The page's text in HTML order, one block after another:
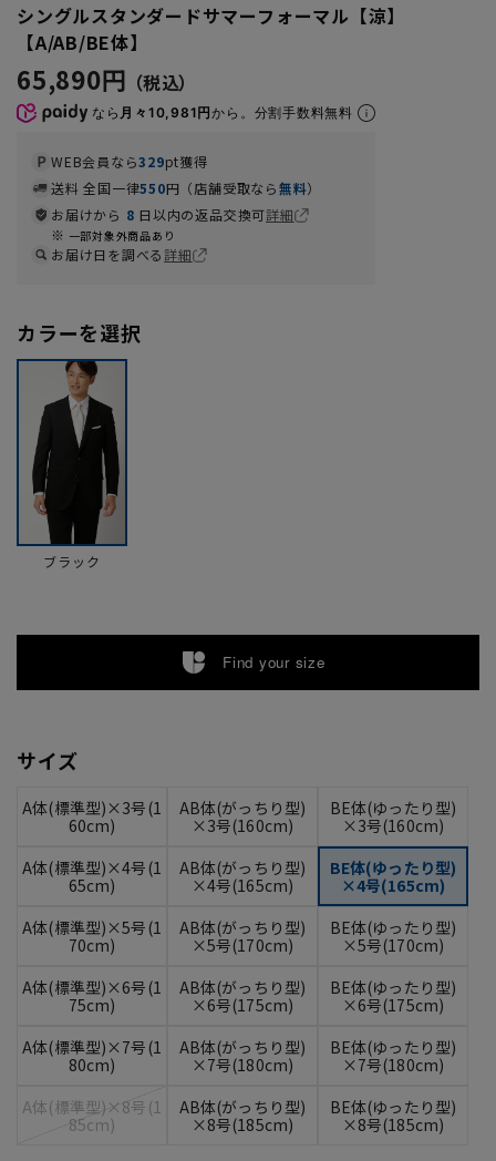
シングルスタンダードサマーフォーマル【涼】
【A/AB/BE体】
65,890円
なら 月々10,981円から。分割手数料無料
WEB会員なら329pt獲得
送料 全国一律550円（店舗受取なら無料）
お届けから 8 日以内の返品交換可詳細
一部対象外商品あり
お届け日を調べる詳細
カラーを選択
ブラック
Find your size
サイズ
A体(標準型)×3号(1
60cm)
AB体(がっちり型)
×3号(160cm)
BE体(ゆったり型)
×3号(160cm)
A体(標準型)×4号(1
65cm)
AB体(がっちり型)
×4号(165cm)
BE体(ゆったり型)
×4号(165cm)
A体(標準型)×5号(1
70cm)
AB体(がっちり型)
×5号(170cm)
BE体(ゆったり型)
×5号(170cm)
A体(標準型)×6号(1
75cm)
AB体(がっちり型)
×6号(175cm)
BE体(ゆったり型)
×6号(175cm)
A体(標準型)×7号(1
80cm)
AB体(がっちり型)
×7号(180cm)
BE体(ゆったり型)
×7号(180cm)
A体(標準型)×8号(1
85cm)
AB体(がっちり型)
×8号(185cm)
BE体(ゆったり型)
×8号(185cm)